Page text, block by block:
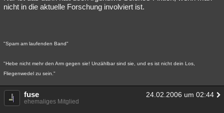
nicht in die aktuelle Forschung involviert ist.
"Spam am laufenden Band"
"Hebe nicht mehr den Arm gegen sie! Unzählbar sind sie, und es ist nicht dein Los,
Fliegenwedel zu sein."
fuse 24.02.2006 um 02:44
ehemaliges Mitglied